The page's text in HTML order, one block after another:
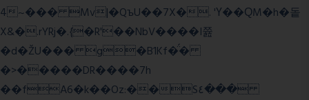
4~��� Mv|�QъU��7X�. 'Ү��ԚM�h�돝
X&�.rYRj�.{�R'��NbV����I쯆
�d�ŽU��� g�B1Kf�̈́�
�>�����DR����7h
��fA6�k��Oz:��S٤���